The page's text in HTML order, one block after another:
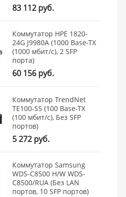
83 112 руб.
Коммутатор HPE 1820-
24G J9980A (1000 Base-TX
(1000 мбит/с), 2 SFP
порта)
60 156 руб.
Коммутатор TrendNet
TE100-S5 (100 Base-TX
(100 мбит/с), Без SFP
портов)
5 272 руб.
Коммутатор Samsung
WDS-C8500 H/W WDS-
C8500/RUA (Без LAN
портов, 10 SFP портов)